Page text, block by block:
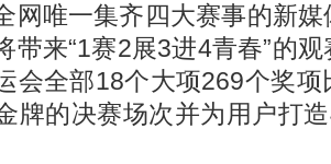
网唯一集齐四大赛事的新
带来“1赛2展3进4青春”的
会全部18个大项269个奖
牌的决赛场次并为用户打